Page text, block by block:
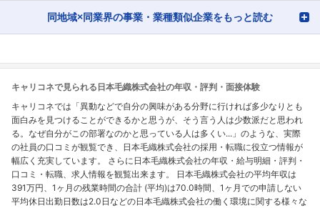
同地域×同業界の事業・業種類似企業をもっと読む
キャリコネで見られる日本毛織株式会社の年収・評判・面接体験
キャリコネでは「異動などで自分の興味がある分野に行ければ多少なりとも
面白みを見つけることができるかと思うが、そう言う人は少数派だと思われ
る。なぜ自分がこの部署なのかと思っている人は多くい...」のような、実際
の社員の口コミが観覧でき、日本毛織株式会社の採用・転職に役立つ情報が
幅広く充実しています。 さらに日本毛織株式会社の年収・給与明細・評判・
口コミ・転職、求人情報を観覧出来ます。 日本毛織株式会社の平均年収は
391万円、1ヶ月の残業時間の合計 (平均)は70.0時間、1ヶ月での申請しない
平均休日出勤日数は2.0日などの日本毛織株式会社の働く環境に関する様々な